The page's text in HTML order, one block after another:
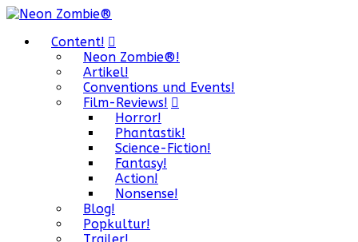
Content!
Neon Zombie®!
Artikel!
Conventions und Events!
Film-Reviews!
Horror!
Phantastik!
Science-Fiction!
Fantasy!
Action!
Nonsense!
Blog!
Popkultur!